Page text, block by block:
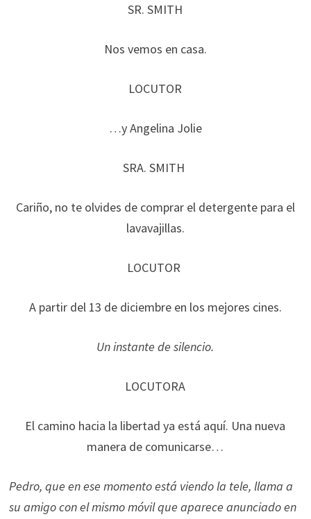
SR. SMITH
Nos vemos en casa.
LOCUTOR
…y Angelina Jolie
SRA. SMITH
Cariño, no te olvides de comprar el detergente para el
lavavajillas.
LOCUTOR
A partir del 13 de diciembre en los mejores cines.
Un instante de silencio.
LOCUTORA
El camino hacia la libertad ya está aquí. Una nueva
manera de comunicarse…
Pedro, que en ese momento está viendo la tele, llama a
su amigo con el mismo móvil que aparece anunciado en